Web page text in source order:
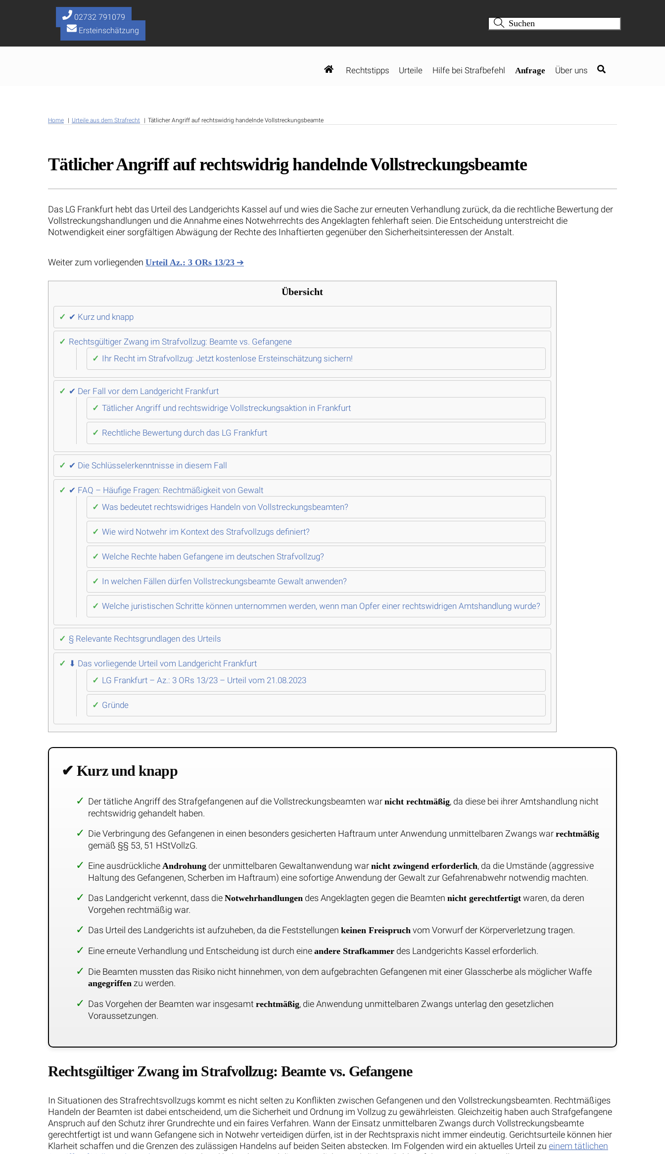
02732 791079
Ersteinschätzung
Rechtstipps Urteile Hilfe bei Strafbefehl Anfrage Über uns
Home Urteile aus dem Strafrecht Tätlicher Angriff auf rechtswidrig handelnde Vollstreckungsbeamte
Tätlicher Angriff auf rechtswidrig handelnde Vollstreckungsbeamte
Das LG Frankfurt hebt das Urteil des Landgerichts Kassel auf und wies die Sache zur erneuten Verhandlung zurück, da die rechtliche Bewertung der
Vollstreckungshandlungen und die Annahme eines Notwehrrechts des Angeklagten fehlerhaft seien. Die Entscheidung unterstreicht die
Notwendigkeit einer sorgfältigen Abwägung der Rechte des Inhaftierten gegenüber den Sicherheitsinteressen der Anstalt.
Weiter zum vorliegenden Urteil Az.: 3 ORs 13/23 ➔
Übersicht
✔ Kurz und knapp
Rechtsgültiger Zwang im Strafvollzug: Beamte vs. Gefangene
Ihr Recht im Strafvollzug: Jetzt kostenlose Ersteinschätzung sichern!
✔ Der Fall vor dem Landgericht Frankfurt
Tätlicher Angriff und rechtswidrige Vollstreckungsaktion in Frankfurt
Rechtliche Bewertung durch das LG Frankfurt
✔ Die Schlüsselerkenntnisse in diesem Fall
✔ FAQ – Häufige Fragen: Rechtmäßigkeit von Gewalt
Was bedeutet rechtswidriges Handeln von Vollstreckungsbeamten?
Wie wird Notwehr im Kontext des Strafvollzugs definiert?
Welche Rechte haben Gefangene im deutschen Strafvollzug?
In welchen Fällen dürfen Vollstreckungsbeamte Gewalt anwenden?
Welche juristischen Schritte können unternommen werden, wenn man Opfer einer rechtswidrigen Amtshandlung wurde?
§ Relevante Rechtsgrundlagen des Urteils
⬇ Das vorliegende Urteil vom Landgericht Frankfurt
LG Frankfurt – Az.: 3 ORs 13/23 – Urteil vom 21.08.2023
Gründe
✔ Kurz und knapp
Der tätliche Angriff des Strafgefangenen auf die Vollstreckungsbeamten war nicht rechtmäßig, da diese bei ihrer Amtshandlung nicht
rechtswidrig gehandelt haben.
Die Verbringung des Gefangenen in einen besonders gesicherten Haftraum unter Anwendung unmittelbaren Zwangs war rechtmäßig
gemäß §§ 53, 51 HStVollzG.
Eine ausdrückliche Androhungder unmittelbaren Gewaltanwendung war nicht zwingend erforderlich, da die Umstände (aggressive
Haltung des Gefangenen, Scherben im Haftraum) eine sofortige Anwendung der Gewalt zur Gefahrenabwehr notwendig machten.
Das Landgericht verkennt, dass die Notwehrhandlungendes Angeklagten gegen die Beamten nicht gerechtfertigtwaren, da deren
Vorgehen rechtmäßig war.
Das Urteil des Landgerichts ist aufzuheben, da die Feststellungen keinen Freispruchvom Vorwurf der Körperverletzung tragen.
Eine erneute Verhandlung und Entscheidung ist durch eine andere Strafkammerdes Landgerichts Kassel erforderlich.
Die Beamten mussten das Risiko nicht hinnehmen, von dem aufgebrachten Gefangenen mit einer Glasscherbe als möglicher Waffe
angegriffenzu werden.
Das Vorgehen der Beamten war insgesamt rechtmäßig, die Anwendung unmittelbaren Zwangs unterlag den gesetzlichen
Voraussetzungen.
Rechtsgültiger Zwang im Strafvollzug: Beamte vs. Gefangene
In Situationen des Strafrechtsvollzugs kommt es nicht selten zu Konflikten zwischen Gefangenen und den Vollstreckungsbeamten. Rechtmäßiges
Handeln der Beamten ist dabei entscheidend, um die Sicherheit und Ordnung im Vollzug zu gewährleisten. Gleichzeitig haben auch Strafgefangene
Anspruch auf den Schutz ihrer Grundrechte und ein faires Verfahren. Wann der Einsatz unmittelbaren Zwangs durch Vollstreckungsbeamte
gerechtfertigt ist und wann Gefangene sich in Notwehr verteidigen dürfen, ist in der Rechtspraxis nicht immer eindeutig. Gerichtsurteile können hier
Klarheit schaffen und die Grenzen des zulässigen Handelns auf beiden Seiten abstecken. Im Folgenden wird ein aktuelles Urteil zu einem tätlichen